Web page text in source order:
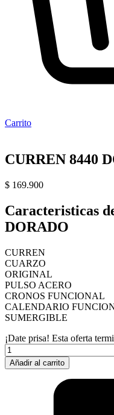
Carrito
CURREN 8440
$ 169.900
Caracteristicas
DORADO
CURREN
CUARZO
ORIGINAL
PULSO ACERO
CRONOS FUNCIONAL
CALENDARIO
SUMERGIBLE
¡Date prisa! Esta oferta
CURREN
8440
DORADO
Añadir al carrito